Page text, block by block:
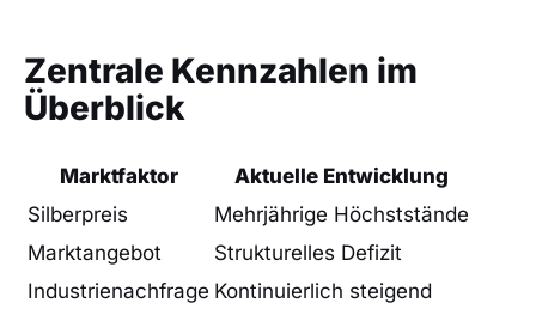
Zentrale Kennzahlen im
Überblick
Marktfaktor
Aktuelle Entwicklung
Silberpreis
Mehrjährige Höchststände
Marktangebot
Strukturelles Defizit
Industrienachfrage Kontinuierlich steigend